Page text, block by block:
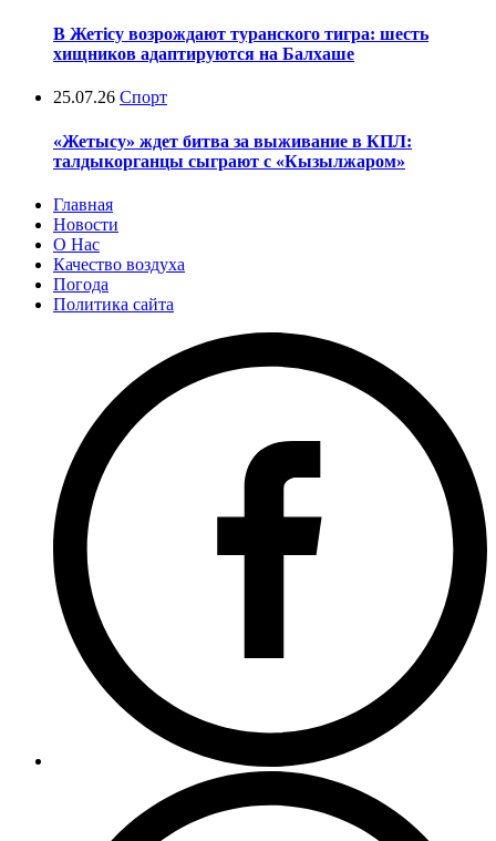
В Жетісу возрождают туранского тигра: шесть
хищников адаптируются на Балхаше
25.07.26 Спорт
«Жетысу» ждет битва за выживание в КПЛ:
талдыкорганцы сыграют с «Кызылжаром»
Главная
Новости
О Нас
Качество воздуха
Погода
Политика сайта